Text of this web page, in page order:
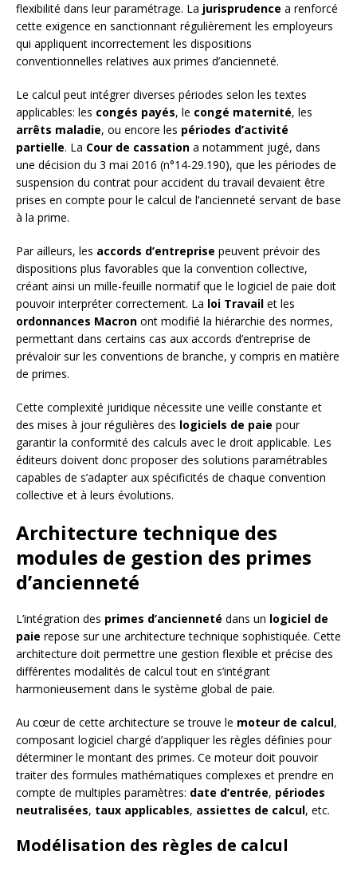
flexibilité dans leur paramétrage. La jurisprudence a renforcé
cette exigence en sanctionnant régulièrement les employeurs
qui appliquent incorrectement les dispositions
conventionnelles relatives aux primes d’ancienneté.
Le calcul peut intégrer diverses périodes selon les textes
applicables: les congés payés, le congé maternité, les
arrêts maladie, ou encore les périodes d’activité
partielle. La Cour de cassation a notamment jugé, dans
une décision du 3 mai 2016 (n°14-29.190), que les périodes de
suspension du contrat pour accident du travail devaient être
prises en compte pour le calcul de l’ancienneté servant de base
à la prime.
Par ailleurs, les accords d’entreprise peuvent prévoir des
dispositions plus favorables que la convention collective,
créant ainsi un mille-feuille normatif que le logiciel de paie doit
pouvoir interpréter correctement. La loi Travail et les
ordonnances Macron ont modifié la hiérarchie des normes,
permettant dans certains cas aux accords d’entreprise de
prévaloir sur les conventions de branche, y compris en matière
de primes.
Cette complexité juridique nécessite une veille constante et
des mises à jour régulières des logiciels de paie pour
garantir la conformité des calculs avec le droit applicable. Les
éditeurs doivent donc proposer des solutions paramétrables
capables de s’adapter aux spécificités de chaque convention
collective et à leurs évolutions.
Architecture technique des
modules de gestion des primes
d’ancienneté
L’intégration des primes d’ancienneté dans un logiciel de
paie repose sur une architecture technique sophistiquée. Cette
architecture doit permettre une gestion flexible et précise des
différentes modalités de calcul tout en s’intégrant
harmonieusement dans le système global de paie.
Au cœur de cette architecture se trouve le moteur de calcul,
composant logiciel chargé d’appliquer les règles définies pour
déterminer le montant des primes. Ce moteur doit pouvoir
traiter des formules mathématiques complexes et prendre en
compte de multiples paramètres: date d’entrée, périodes
neutralisées, taux applicables, assiettes de calcul, etc.
Modélisation des règles de calcul